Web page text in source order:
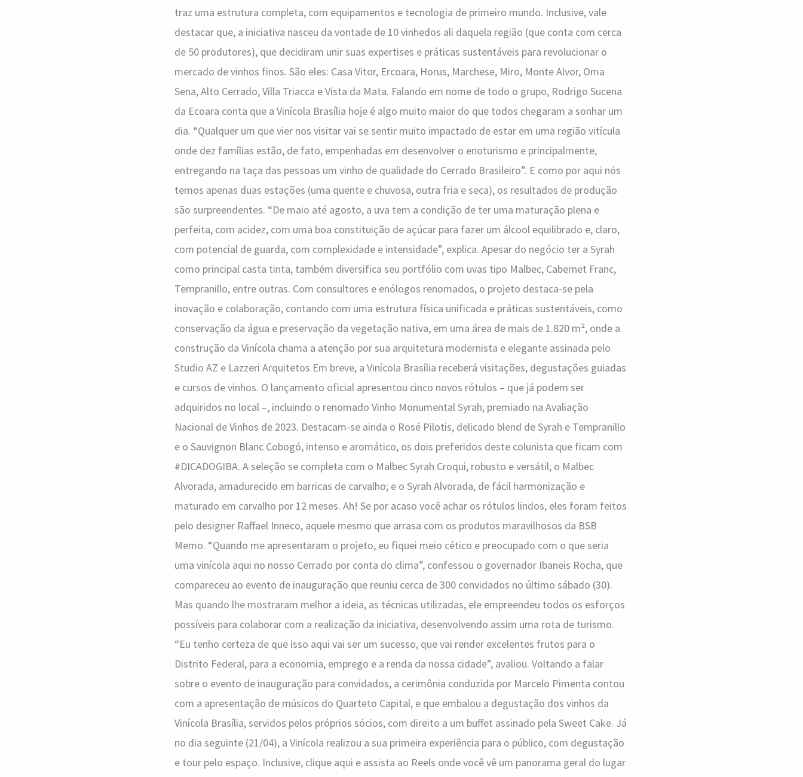
traz uma estrutura completa, com equipamentos e tecnologia de primeiro mundo. Inclusive, vale
destacar que, a iniciativa nasceu da vontade de 10 vinhedos ali daquela região (que conta com cerca
de 50 produtores), que decidiram unir suas expertises e práticas sustentáveis para revolucionar o
mercado de vinhos finos. São eles: Casa Vitor, Ercoara, Horus, Marchese, Miro, Monte Alvor, Oma
Sena, Alto Cerrado, Villa Triacca e Vista da Mata. Falando em nome de todo o grupo, Rodrigo Sucena
da Ecoara conta que a Vinícola Brasília hoje é algo muito maior do que todos chegaram a sonhar um
dia. “Qualquer um que vier nos visitar vai se sentir muito impactado de estar em uma região vitícula
onde dez famílias estão, de fato, empenhadas em desenvolver o enoturismo e principalmente,
entregando na taça das pessoas um vinho de qualidade do Cerrado Brasileiro”. E como por aqui nós
temos apenas duas estações (uma quente e chuvosa, outra fria e seca), os resultados de produção
são surpreendentes. “De maio até agosto, a uva tem a condição de ter uma maturação plena e
perfeita, com acidez, com uma boa constituição de açúcar para fazer um álcool equilibrado e, claro,
com potencial de guarda, com complexidade e intensidade”, explica. Apesar do negócio ter a Syrah
como principal casta tinta, também diversifica seu portfólio com uvas tipo Malbec, Cabernet Franc,
Tempranillo, entre outras. Com consultores e enólogos renomados, o projeto destaca-se pela
inovação e colaboração, contando com uma estrutura física unificada e práticas sustentáveis, como
conservação da água e preservação da vegetação nativa, em uma área de mais de 1.820 m², onde a
construção da Vinícola chama a atenção por sua arquitetura modernista e elegante assinada pelo
Studio AZ e Lazzeri Arquitetos Em breve, a Vinícola Brasília receberá visitações, degustações guiadas
e cursos de vinhos. O lançamento oficial apresentou cinco novos rótulos – que já podem ser
adquiridos no local –, incluindo o renomado Vinho Monumental Syrah, premiado na Avaliação
Nacional de Vinhos de 2023. Destacam-se ainda o Rosé Pilotis, delicado blend de Syrah e Tempranillo
e o Sauvignon Blanc Cobogó, intenso e aromático, os dois preferidos deste colunista que ficam com
#DICADOGIBA. A seleção se completa com o Malbec Syrah Croqui, robusto e versátil; o Malbec
Alvorada, amadurecido em barricas de carvalho; e o Syrah Alvorada, de fácil harmonização e
maturado em carvalho por 12 meses. Ah! Se por acaso você achar os rótulos lindos, eles foram feitos
pelo designer Raffael Inneco, aquele mesmo que arrasa com os produtos maravilhosos da BSB
Memo. “Quando me apresentaram o projeto, eu fiquei meio cético e preocupado com o que seria
uma vinícola aqui no nosso Cerrado por conta do clima”, confessou o governador Ibaneis Rocha, que
compareceu ao evento de inauguração que reuniu cerca de 300 convidados no último sábado (30).
Mas quando lhe mostraram melhor a ideia, as técnicas utilizadas, ele empreendeu todos os esforços
possíveis para colaborar com a realização da iniciativa, desenvolvendo assim uma rota de turismo.
“Eu tenho certeza de que isso aqui vai ser um sucesso, que vai render excelentes frutos para o
Distrito Federal, para a economia, emprego e a renda da nossa cidade”, avaliou. Voltando a falar
sobre o evento de inauguração para convidados, a cerimônia conduzida por Marcelo Pimenta contou
com a apresentação de músicos do Quarteto Capital, e que embalou a degustação dos vinhos da
Vinícola Brasília, servidos pelos próprios sócios, com direito a um buffet assinado pela Sweet Cake. Já
no dia seguinte (21/04), a Vinícola realizou a sua primeira experiência para o público, com degustação
e tour pelo espaço. Inclusive, clique aqui e assista ao Reels onde você vê um panorama geral do lugar